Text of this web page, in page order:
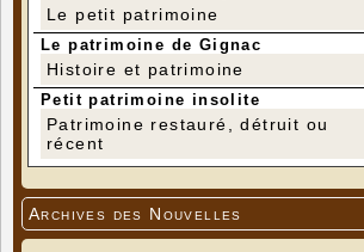
Le petit patrimoine
Le patrimoine de Gignac
Histoire et patrimoine
Petit patrimoine insolite
Patrimoine restauré, détruit ou
récent
Archives des Nouvelles